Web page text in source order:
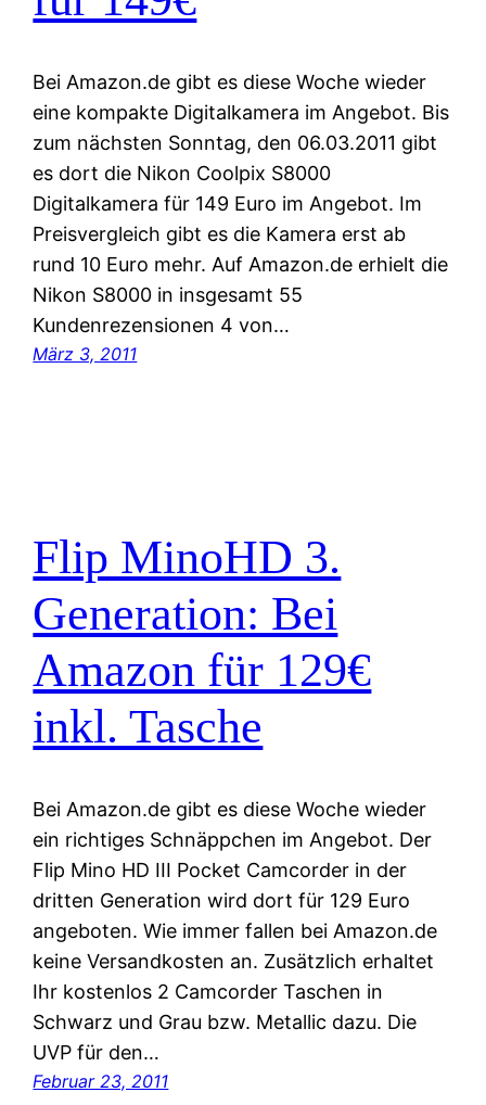
Bei Amazon.de gibt es diese Woche wieder
eine kompakte Digitalkamera im Angebot. Bis
zum nächsten Sonntag, den 06.03.2011 gibt
es dort die Nikon Coolpix S8000
Digitalkamera für 149 Euro im Angebot. Im
Preisvergleich gibt es die Kamera erst ab
rund 10 Euro mehr. Auf Amazon.de erhielt die
Nikon S8000 in insgesamt 55
Kundenrezensionen 4 von…
März 3, 2011
Flip MinoHD 3.
Generation: Bei
Amazon für 129€
inkl. Tasche
Bei Amazon.de gibt es diese Woche wieder
ein richtiges Schnäppchen im Angebot. Der
Flip Mino HD III Pocket Camcorder in der
dritten Generation wird dort für 129 Euro
angeboten. Wie immer fallen bei Amazon.de
keine Versandkosten an. Zusätzlich erhaltet
Ihr kostenlos 2 Camcorder Taschen in
Schwarz und Grau bzw. Metallic dazu. Die
UVP für den…
Februar 23, 2011